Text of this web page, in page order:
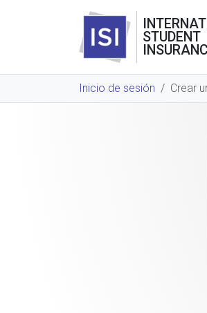
STUDENT
Inicio de sesión Crear